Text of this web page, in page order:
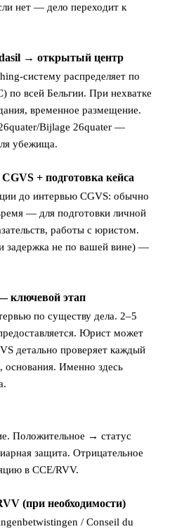
нет — дело переходит к
→ открытый центр
систему распределяет по
по всей Бельгии. При нехватке
временное размещение.
Bijlage 26quater —
убежища.
+ подготовка кейса
до интервью CGVS: обычно
— для подготовки личной
работы с юристом.
задержка не по вашей вине) —
ключевой этап
по существу дела. 2–5
Юрист может
детально проверяет каждый
основания. Именно здесь
Положительное → статус
защита. Отрицательное
в CCE/RVV.
(при необходимости)
/ Conseil du